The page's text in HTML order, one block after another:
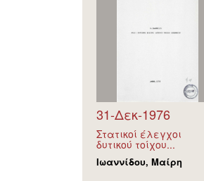
31-Δεκ-1976
Στατικοί έλεγχοι
δυτικού τοίχου...
Ιωαννίδου, Μαίρη